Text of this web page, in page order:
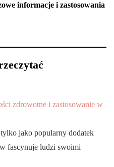
informacje i zastosowania
zdrowotne i zastosowanie w
jako popularny dodatek
fascynuje ludzi swoimi